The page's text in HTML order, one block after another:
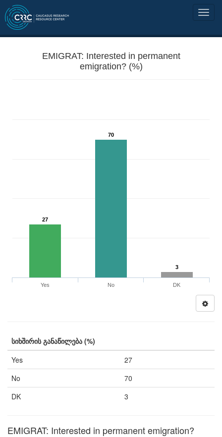
EMIGRAT: Interested in permanent
emigration? (%)
27
70
3
Yes No DK
სიხშირის განაწილება (%)
Yes
27
No
70
DK
3
EMIGRAT: Interested in permanent emigration?